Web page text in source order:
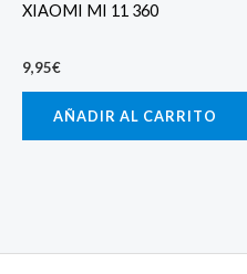
XIAOMI MI 11 360
9,95€
AÑADIR AL CARRITO